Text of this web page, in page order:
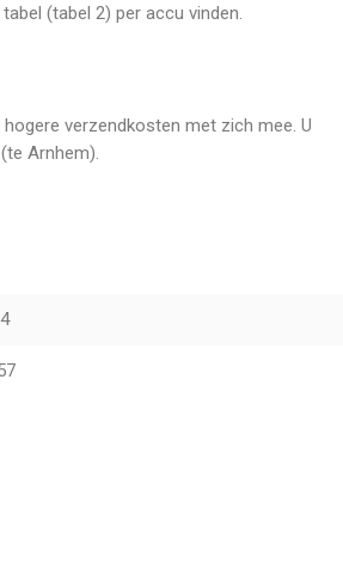
(tabel 2) per accu vinden.
verzendkosten met zich mee. U
Arnhem).